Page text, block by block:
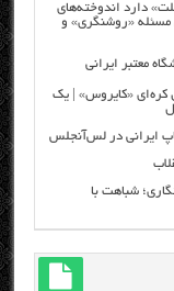
دارد اندوخته‌های
مسئله «روشنگری» و
کره‌ای «کایروس» | یک
ایرانی در لس‌آنجلس
شباهت با